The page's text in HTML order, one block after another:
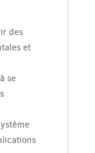
des
et
se